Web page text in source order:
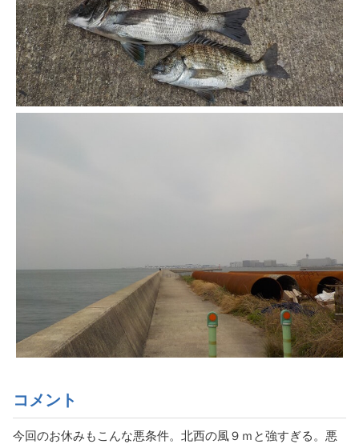
コメント
今回のお休みもこんな悪条件。北西の風９ｍと強すぎる。悪